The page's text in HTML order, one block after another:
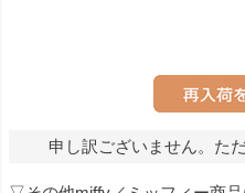
申し訳ございません。た